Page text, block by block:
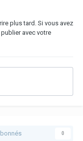
plus tard. Si vous avez
avec votre
0